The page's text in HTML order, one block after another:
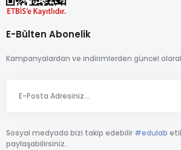
E-Bülten Abonelik
Kampanyalardan ve indirimlerden güncel
Sosyal medyada bizi takip edebilir #edulab
paylaşabilirsiniz.